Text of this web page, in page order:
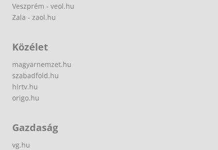
Veszprém - veol.hu
Zala - zaol.hu
Közélet
magyarnemzet.hu
szabadfold.hu
hirtv.hu
origo.hu
Gazdaság
vg.hu